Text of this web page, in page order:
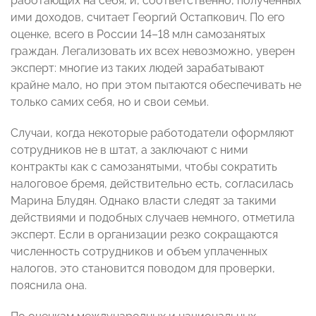
ими доходов, считает Георгий Остапкович. По его
оценке, всего в России 14–18 млн самозанятых
граждан. Легализовать их всех невозможно, уверен
эксперт: многие из таких людей зарабатывают
крайне мало, но при этом пытаются обеспечивать не
только самих себя, но и свои семьи.
Случаи, когда некоторые работодатели оформляют
сотрудников не в штат, а заключают с ними
контракты как с самозанятыми, чтобы сократить
налоговое бремя, действительно есть, согласилась
Марина Блудян. Однако власти следят за такими
действиями и подобных случаев немного, отметила
эксперт. Если в организации резко сокращаются
численность сотрудников и объем уплаченных
налогов, это становится поводом для проверки,
пояснила она.